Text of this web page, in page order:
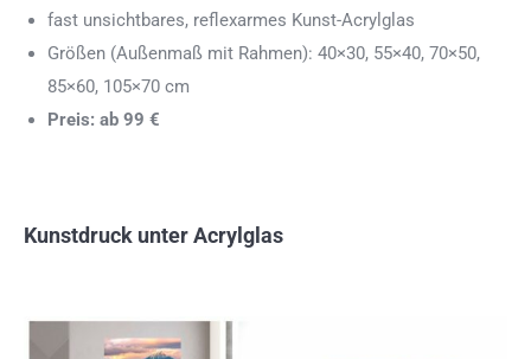
fast unsichtbares, reflexarmes Kunst-Acrylglas
Größen (Außenmaß mit Rahmen): 40×30, 55×40, 70×50,
85×60, 105×70 cm
Preis: ab 99 €
Kunstdruck unter Acrylglas